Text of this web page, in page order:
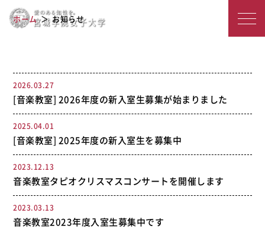
女
子
大
学
お知らせ
ホーム お知らせ
2026.03.27
[音楽教室] 2026年度の新入室生募集が始まりました
2025.04.01
[音楽教室] 2025年度の新入室生を募集中
2023.12.13
音楽教室タピオクリスマスコンサートを開催します
2023.03.13
音楽教室2023年度入室生募集中です